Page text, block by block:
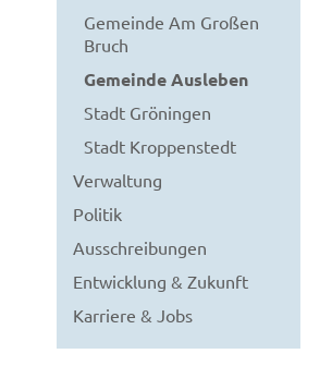
Gemeinde Am Großen
Bruch
Gemeinde Ausleben
Stadt Gröningen
Stadt Kroppenstedt
Verwaltung
Politik
Ausschreibungen
Entwicklung & Zukunft
Karriere & Jobs